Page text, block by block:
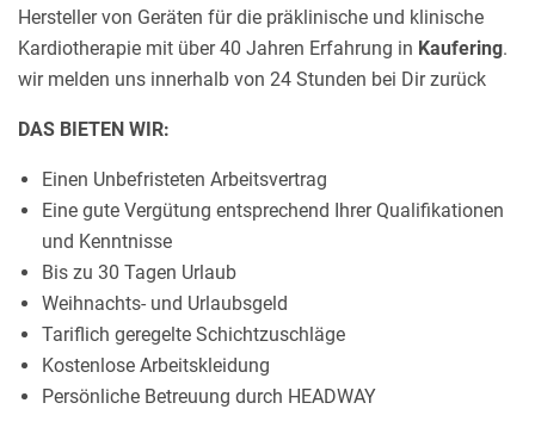
Hersteller von Geräten für die präklinische und klinische
Kardiotherapie mit über 40 Jahren Erfahrung in Kaufering.
wir melden uns innerhalb von 24 Stunden bei Dir zurück
DAS BIETEN WIR:
Einen Unbefristeten Arbeitsvertrag
Eine gute Vergütung entsprechend Ihrer Qualifikationen
und Kenntnisse
Bis zu 30 Tagen Urlaub
Weihnachts- und Urlaubsgeld
Tariflich geregelte Schichtzuschläge
Kostenlose Arbeitskleidung
Persönliche Betreuung durch HEADWAY